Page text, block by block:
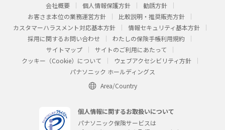
会社概要
個人情報保護方針
勧誘方針
お客さま本位の業務運営方針
比較説明・推奨販売方針
カスタマーハラスメント対応基本方針
情報セキュリティ基本方針
採用に関するお問い合わせ
わたしの保険手帳利用規約
サイトマップ
サイトのご利用にあたって
クッキー（Cookie）について
ウェブアクセシビリティ方針
パナソニック ホールディングス
Area/Country
個人情報に関するお取扱いについて
パナソニック保険サービスは